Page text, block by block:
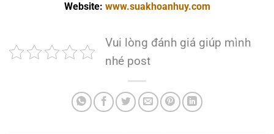
Website: www.suakhoanhuy.com
Vui lòng đánh giá giúp mình
nhé post